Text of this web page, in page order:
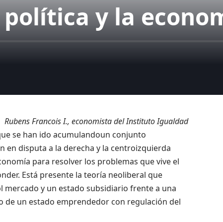
y la
Rubens Francois I., economista del Instituto Igualdad
se han ido acumulandoun conjunto
en disputa a la derecha y la centroizquierda
para resolver los problemas que vive el
. Está presente la teoría neoliberal que
mercado y un estado subsidiario frente a una
de un estado emprendedor con regulación del